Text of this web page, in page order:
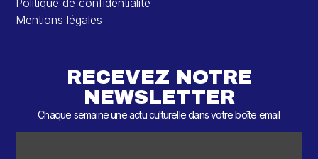
Mentions légales
RECEVEZ NOTRE
NEWSLETTER
Chaque semaine une actu culturelle dans votre boîte email